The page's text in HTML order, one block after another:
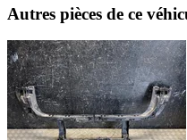
Autres pièces de ce